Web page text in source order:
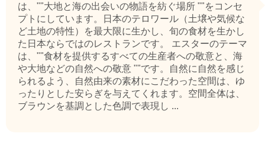
は、""大地と海の出会いの物語を紡ぐ場所 ""をコンセ
プトにしています。日本のテロワール（土壌や気候な
ど土地の特性）を最大限に生かし、旬の食材を生かし
た日本ならではのレストランです。 エスターのテーマ
は、""食材を提供するすべての生産者への敬意と、海
や大地などの自然への敬意 ""です。自然に自然を感じ
られるよう、自然由来の素材にこだわった空間は、ゆ
ったりとした安らぎを与えてくれます。空間全体は、
ブラウンを基調とした色調で表現し ...